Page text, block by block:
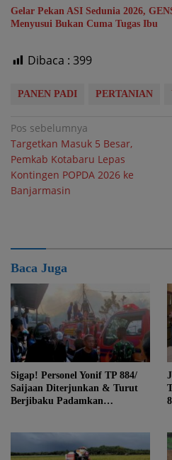
Gelar Pekan ASI Sedunia 2026,
Menyusui Bukan Cuma Tugas Ibu
Dibaca : 399
PANEN PADI PERTANIAN
Navigasi
pos
Pos sebelumnya
Targetkan Masuk 5 Besar,
Pemkab Kotabaru Lepas
Kontingen POPDA 2026 ke
Banjarmasin
Baca Juga
Sigap! Personel Yonif TP 884/
Saijaan Diterjunkan & Turut
Berjibaku Padamkan